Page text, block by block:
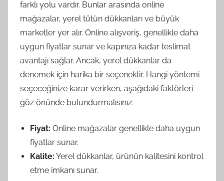
farklı yolu vardır. Bunlar arasında online
mağazalar, yerel tütün dükkanları ve büyük
marketler yer alır. Online alışveriş, genellikle daha
uygun fiyatlar sunar ve kapınıza kadar teslimat
avantajı sağlar. Ancak, yerel dükkanlar da
denemek için harika bir seçenektir. Hangi yöntemi
seçeceğinize karar verirken, aşağıdaki faktörleri
göz önünde bulundurmalısınız:
Fiyat: Online mağazalar genellikle daha uygun
fiyatlar sunar.
Kalite: Yerel dükkanlar, ürünün kalitesini kontrol
etme imkanı sunar.